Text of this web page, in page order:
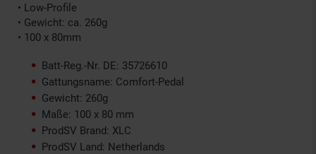
• Low-Profile
• Gewicht: ca. 260g
• 100 x 80mm
Batt-Reg.-Nr. DE: 35726610
Gattungsname: Comfort-Pedal
Gewicht: 260g
Maße: 100 x 80 mm
ProdSV Brand: XLC
ProdSV Land: Netherlands